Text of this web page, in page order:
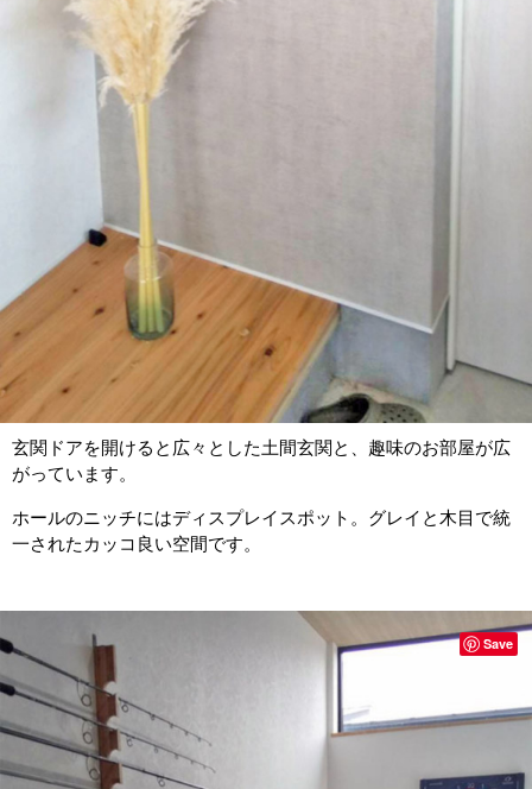
玄関ドアを開けると広々とした土間玄関と、趣味のお部屋が広
がっています。
ホールのニッチにはディスプレイスポット。グレイと木目で統
一されたカッコ良い空間です。
Save